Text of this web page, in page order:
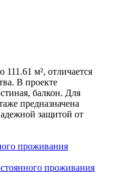
м², отличается
В проекте
балкон. Для
предназначена
защитой от
проживания